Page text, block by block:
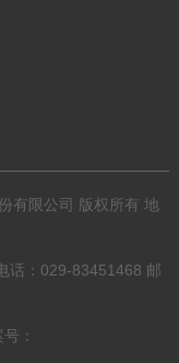
有限公司 版权所有 地
话：029-83451468 邮
：